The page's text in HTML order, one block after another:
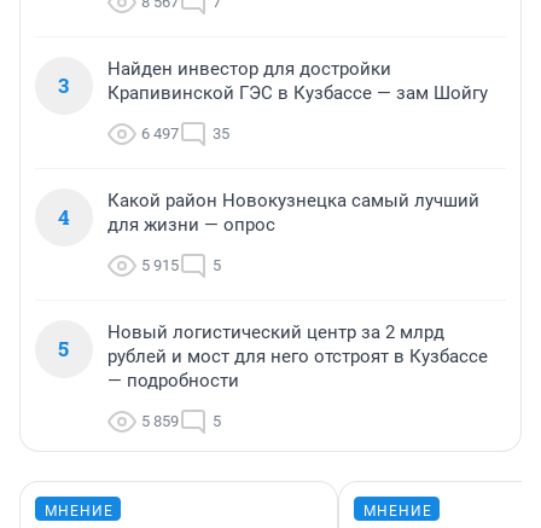
3
Найден инвестор для достройки
Крапивинской ГЭС в Кузбассе — зам Шойгу
6 497 35
4
Какой район Новокузнецка самый лучший
для жизни — опрос
5 915 5
5
Новый логистический центр за 2 млрд
рублей и мост для него отстроят в Кузбассе
— подробности
5 859 5
МНЕНИЕ МНЕНИЕ